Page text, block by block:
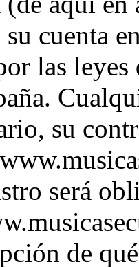
cuenta
las
su
será
de